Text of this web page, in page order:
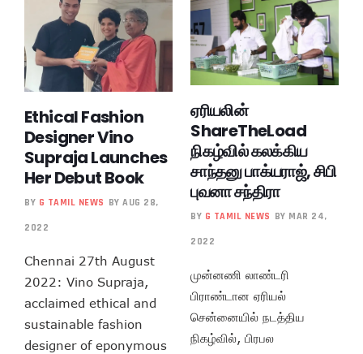
Ethical Fashion
Designer Vino
Supraja Launches
Her Debut Book
BY G TAMIL NEWS BY AUG 28,
2022
Chennai 27th August
2022: Vino Supraja,
acclaimed ethical and
sustainable fashion
designer of eponymous
ஏரியலின்
ShareTheLoad
நிகழ்வில் கலக்கிய
சாந்தனு பாக்யராஜ், சிபி
புவனா சந்திரா
BY G TAMIL NEWS BY MAR 24,
2022
முன்னணி லாண்டரி
பிராண்டான ஏரியல்
சென்னையில் நடத்திய
நிகழ்வில், பிரபல